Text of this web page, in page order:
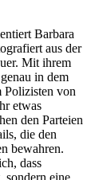
Barbara
aus der
Mit ihrem
in dem
Polizisten von
etwas
den Parteien
die den
bewahren.
dass
sondern eine